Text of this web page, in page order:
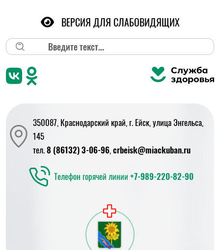
Поиск
ВЕРСИЯ ДЛЯ СЛАБОВИДЯЩИХ
350087, Краснодарский край, г. Ейск, улица Энгельса,
145
тел.8 (86132) 3-06-96,crbeisk@miackuban.ru
Телефон горячей линии +7-989-220-82-90